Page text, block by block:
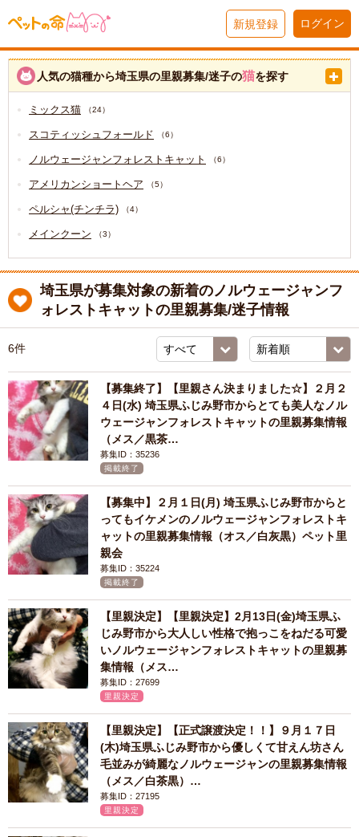
新規登録 ログイン
人気の猫種から埼玉県の里親募集/迷子の猫を探す
ミックス猫 （24）
スコティッシュフォールド （6）
ノルウェージャンフォレストキャット （6）
アメリカンショートヘア （5）
ペルシャ(チンチラ) （4）
メインクーン （3）
埼玉県が募集対象の新着のノルウェージャンフ
ォレストキャットの里親募集/迷子情報
6件
【募集終了】【里親さん決まりました☆】２月２
４日(水) 埼玉県ふじみ野市からとても美人なノル
ウェージャンフォレストキャットの里親募集情報
（メス／黒茶…
募集ID：35236
掲載終了
【募集中】２月１日(月) 埼玉県ふじみ野市からと
ってもイケメンのノルウェージャンフォレストキ
ャットの里親募集情報（オス／白灰黒）ペット里
親会
募集ID：35224
掲載終了
【里親決定】【里親決定】2月13日(金)埼玉県ふ
じみ野市から大人しい性格で抱っこをねだる可愛
いノルウェージャンフォレストキャットの里親募
集情報（メス…
募集ID：27699
里親決定
【里親決定】【正式譲渡決定！！】９月１７日
(木)埼玉県ふじみ野市から優しくて甘えん坊さん
毛並みが綺麗なノルウェージャンの里親募集情報
（メス／白茶黒）…
募集ID：27195
里親決定